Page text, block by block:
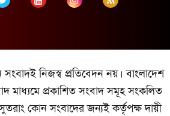
কুয়েতে মার্কিন ঘাঁটিতে নতুন করে ইরানের ড্রোন
হামলা
নিজস্ব প্রতিবেদন নয়। বাংলাদেশ
মাধ্যমে প্রকাশিত সংবাদ সমূহ সংকলিত
কোন সংবাদের জন্যই কর্তৃপক্ষ দায়ী